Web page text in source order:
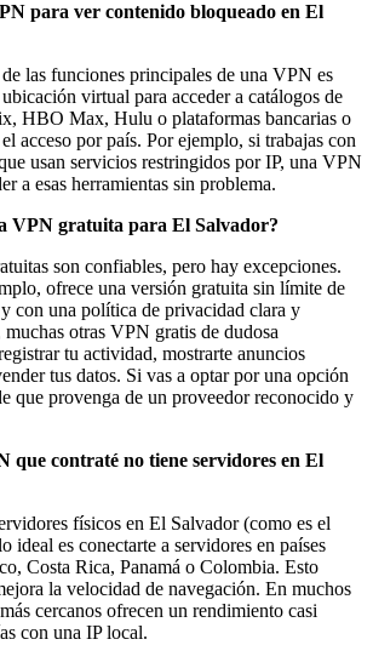
para ver contenido bloqueado en El
las funciones principales de una VPN es
virtual para acceder a catálogos de
HBO Max, Hulu o plataformas bancarias o
acceso por país. Por ejemplo, si trabajas con
usan servicios restringidos por IP, una VPN
a esas herramientas sin problema.
VPN gratuita para El Salvador?
son confiables, pero hay excepciones.
ofrece una versión gratuita sin límite de
con una política de privacidad clara y
otras VPN gratis de dudosa
tu actividad, mostrarte anuncios
tus datos. Si vas a optar por una opción
que provenga de un proveedor reconocido y
que contraté no tiene servidores en El
físicos en El Salvador (como es el
ideal es conectarte a servidores en países
Costa Rica, Panamá o Colombia. Esto
la velocidad de navegación. En muchos
cercanos ofrecen un rendimiento casi
con una IP local.